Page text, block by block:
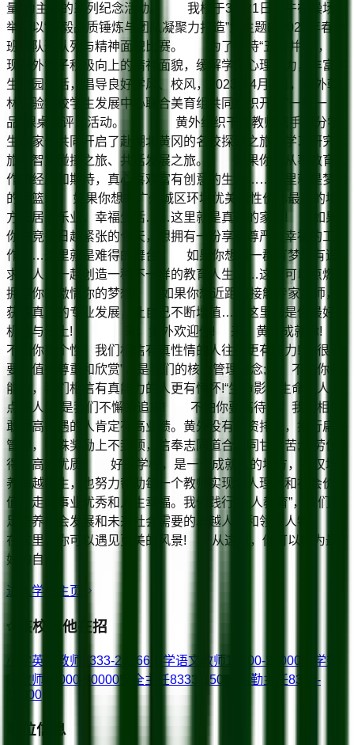
量”为主题的系列纪念活动。 我校于3月21日下午在操场上
举行以“坚毅品质锤炼与团队凝聚力打造”为主题的2023年春季
班级队形队列与精神面貌比赛。 为了坚持“五育并举”，展
现黄外学子积极向上的精神面貌，缓解学生心理压力，丰富学
生校园生活，倡导良好学风、校风，2023年4月7日，黄外翰
林实验学校学生发展中心联合美育组共同组织开展"一班一
品"课桌舞评比活动。 黄外组织干部教师携手部分学
生及家长共同开启了赴湖北黄冈的名校探访之旅、学习研究之
旅、智慧碰撞之旅、共话发展之旅。 如果你有从事教育工
作的经历和期待，真心喜欢富有创意的生活……这里就是梦想
的摇篮! 如果你想在广州城区环境优美而性价比最高的地
方安居而乐业，幸福生活……这里就是真正的家园! 如果
你在竞争日趋紧张的今天，想拥有一份享有尊严与幸福的工
作……这里就是难得的舞台! 如果你想和一群有梦想有追
求的人，一起创造一种不一样的教育人生……这里可以点燃和
拥抱你的激情你的梦想! 如果你想近距离接触专家名师，
获得真正的专业发展，让自己不断增值……这里就是你最好的
机遇与沃土! 来，黄外欢迎你! 来，黄外成就你!
不怕你有个性，我们相信有真性情的人往往更有能力!“你很重
要，值得尊重和欣赏”，是我们的核心管理理念; 不怕你有
能力，我们相信有真能力的人更有情怀!“生命影响生命，人生
点亮人生”是我们不懈的追求! 不怕你要高待遇，我们相信
敢要高待遇的人肯定有高业绩。黄外没有论资排辈，推行扁平
管理，特殊奖励上不封顶，信奉志同道合、同甘共苦;优劳优
得、高效优质! 好的学校，是一个成就人的地方，不仅培
养卓越学生，也努力帮助每一个教师实现个人理想和社会价
值，走向事业优秀和人生幸福。我们践行“全人教育”，我们立
足培养社会发展和未来社会需要的卓越人才和领军人物。
在这里，你可以遇见更美的风景! 从这里，你可以成为最
好的自己!
进入学校主页
该校其他在招
小学英语教师 8333-29166 小学语文教师 10000-20000
小学数
学教师
10000-20000 安全主任8333-15000 后勤主任8333-
15000
职位信息